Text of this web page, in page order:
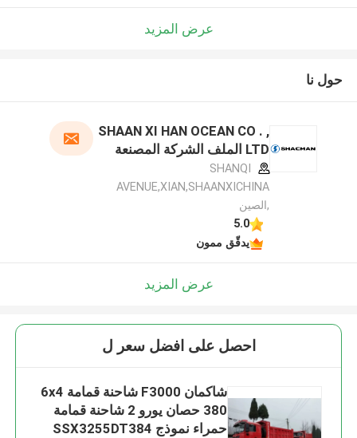
عرض المزيد
حول نا
SHAAN XI HAN OCEAN CO . ,
LTD الملف الشركة المصنعة
SHANQI
AVENUE,XIAN,SHAANXICHINA
,الصين
5.0
يدقّق ممون
عرض المزيد
احصل على افضل سعر ل
شاكمان F3000 شاحنة قمامة 6x4
380 حصان يورو 2 شاحنة قمامة
حمراء نموذج SSX3255DT384